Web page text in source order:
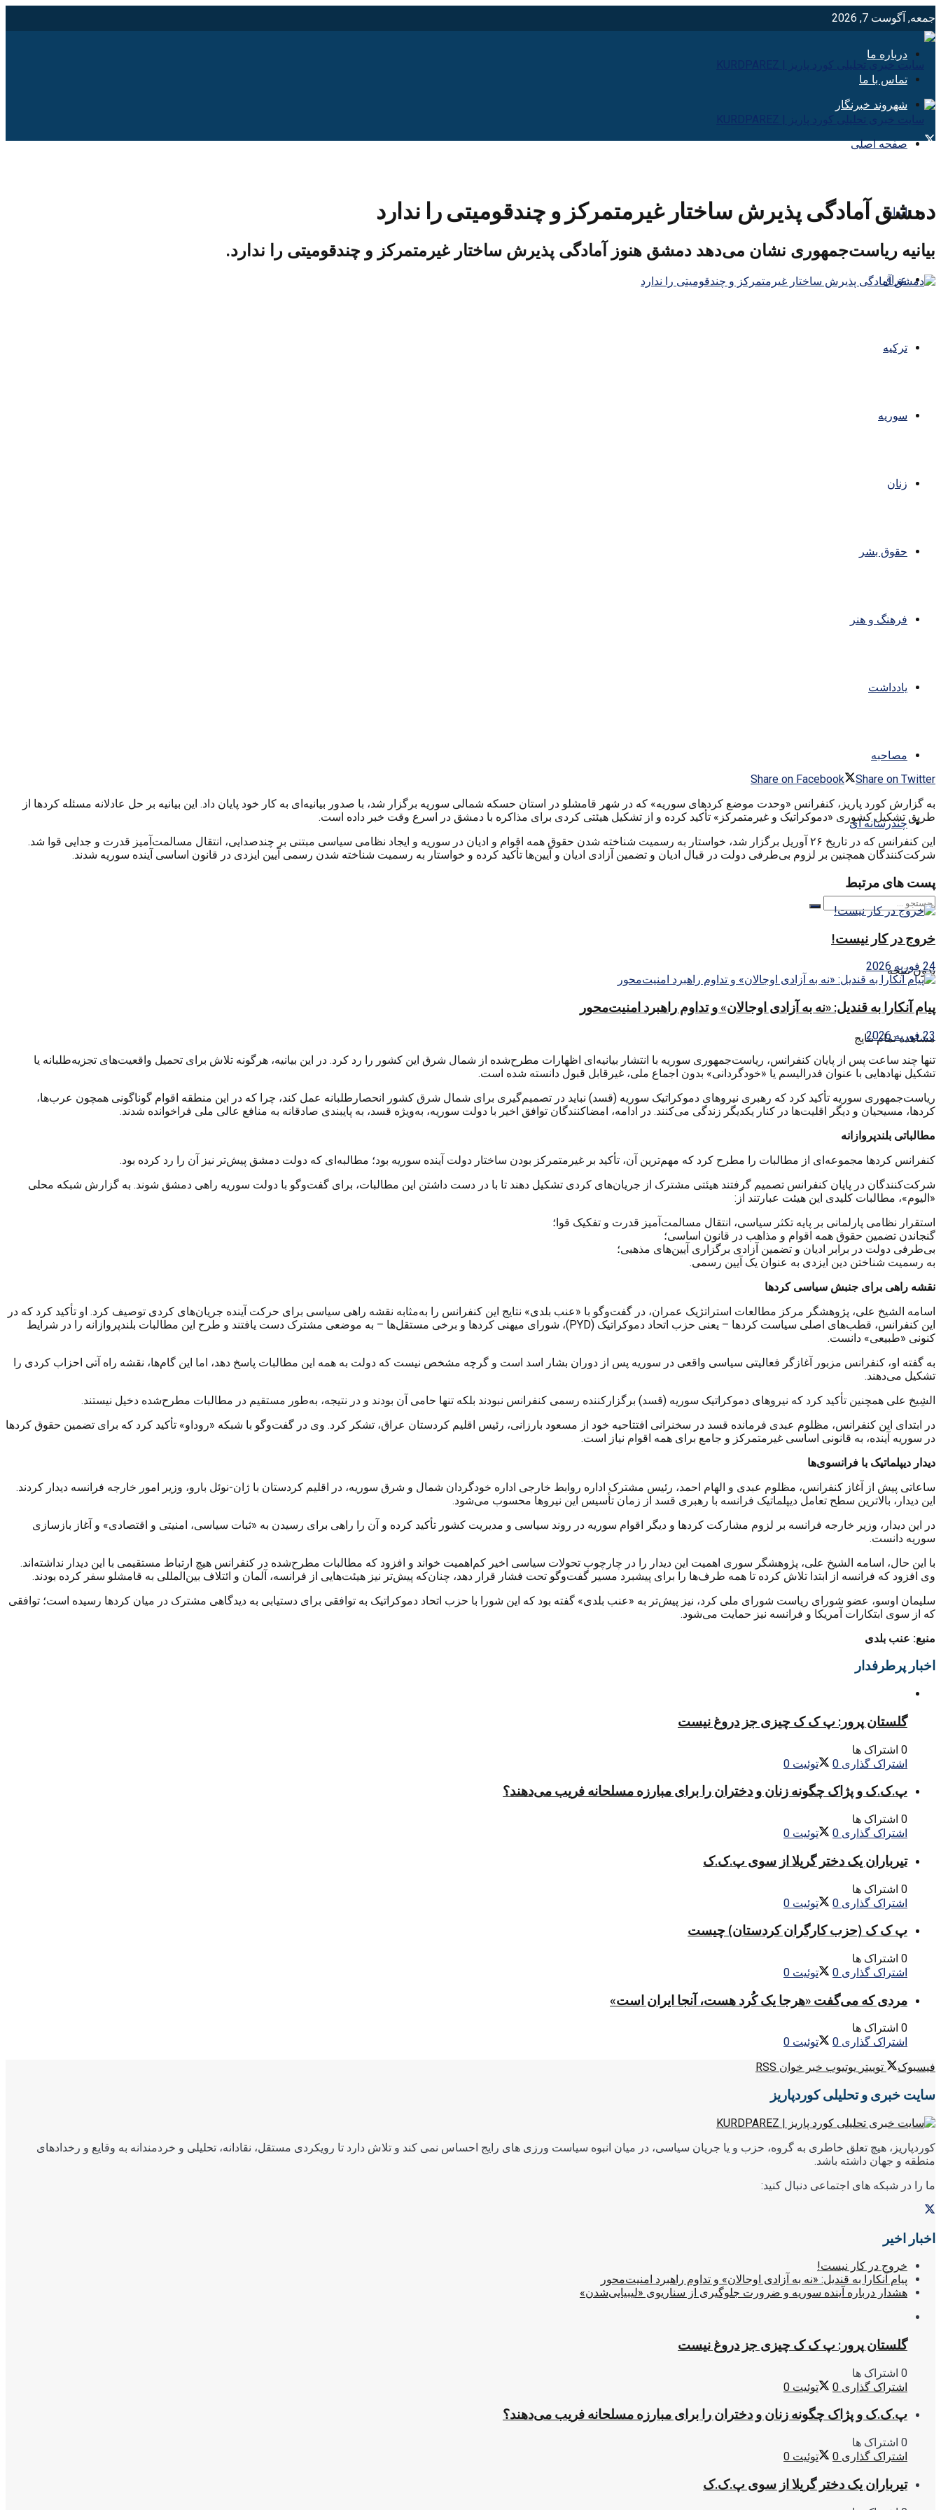
جمعه, آگوست 7, 2026
درباره ما
تماس با ما
شهروند خبرنگار
صفحه اصلی
ایران
عراق
ترکیه
سوریه
زنان
حقوق بشر
فرهنگ و هنر
یادداشت
مصاحبه
چندرسانه ای
بدون نتیجه
مشاهده تمام نتایج
دمشق آمادگی پذیرش ساختار غیرمتمرکز و چندقومیتی را ندارد
بیانیه ریاست‌جمهوری نشان می‌دهد دمشق هنوز آمادگی پذیرش ساختار غیرمتمرکز و چندقومیتی را ندارد.
Share on Facebook
Share on Twitter
به گزارش کورد پاریز، کنفرانس «وحدت موضع کردهای سوریه» که در شهر قامشلو در استان حسکه شمالی سوریه برگزار شد، با صدور بیانیه‌ای به کار خود پایان داد. این بیانیه بر حل عادلانه مسئله کردها از
طریق تشکیل کشوری «دموکراتیک و غیرمتمرکز» تأکید کرده و از تشکیل هیئتی کردی برای مذاکره با دمشق در اسرع وقت خبر داده است.
این کنفرانس که در تاریخ ۲۶ آوریل برگزار شد، خواستار به رسمیت شناخته شدن حقوق همه اقوام و ادیان در سوریه و ایجاد نظامی سیاسی مبتنی بر چندصدایی، انتقال مسالمت‌آمیز قدرت و جدایی قوا شد.
شرکت‌کنندگان همچنین بر لزوم بی‌طرفی دولت در قبال ادیان و تضمین آزادی ادیان و آیین‌ها تأکید کرده و خواستار به رسمیت شناخته شدن رسمی آیین ایزدی در قانون اساسی آینده سوریه شدند.
پست های مرتبط
خروج در کار نیست!
24 فوریه 2026
پیام آنکارا به قندیل: «نه به آزادی اوجالان» و تداوم راهبرد امنیت‌محور
23 فوریه 2026
تنها چند ساعت پس از پایان کنفرانس، ریاست‌جمهوری سوریه با انتشار بیانیه‌ای اظهارات مطرح‌شده از شمال شرق این کشور را رد کرد. در این بیانیه، هرگونه تلاش برای تحمیل واقعیت‌های تجزیه‌طلبانه یا
تشکیل نهادهایی با عنوان فدرالیسم یا «خودگردانی» بدون اجماع ملی، غیرقابل قبول دانسته شده است.
ریاست‌جمهوری سوریه تأکید کرد که رهبری نیروهای دموکراتیک سوریه (قسد) نباید در تصمیم‌گیری برای شمال شرق کشور انحصارطلبانه عمل کند، چرا که در این منطقه اقوام گوناگونی همچون عرب‌ها،
کردها، مسیحیان و دیگر اقلیت‌ها در کنار یکدیگر زندگی می‌کنند. در ادامه، امضاکنندگان توافق اخیر با دولت سوریه، به‌ویژه قسد، به پایبندی صادقانه به منافع عالی ملی فراخوانده شدند.
مطالباتی بلندپروازانه
کنفرانس کردها مجموعه‌ای از مطالبات را مطرح کرد که مهم‌ترین آن، تأکید بر غیرمتمرکز بودن ساختار دولت آینده سوریه بود؛ مطالبه‌ای که دولت دمشق پیش‌تر نیز آن را رد کرده بود.
شرکت‌کنندگان در پایان کنفرانس تصمیم گرفتند هیئتی مشترک از جریان‌های کردی تشکیل دهند تا با در دست داشتن این مطالبات، برای گفت‌وگو با دولت سوریه راهی دمشق شوند. به گزارش شبکه محلی
«الیوم»، مطالبات کلیدی این هیئت عبارتند از:
استقرار نظامی پارلمانی بر پایه تکثر سیاسی، انتقال مسالمت‌آمیز قدرت و تفکیک قوا؛
گنجاندن تضمین حقوق همه اقوام و مذاهب در قانون اساسی؛
بی‌طرفی دولت در برابر ادیان و تضمین آزادی برگزاری آیین‌های مذهبی؛
به رسمیت شناختن دین ایزدی به عنوان یک آیین رسمی.
نقشه راهی برای جنبش سیاسی کردها
اسامه الشیخ علی، پژوهشگر مرکز مطالعات استراتژیک عمران، در گفت‌وگو با «عنب بلدی» نتایج این کنفرانس را به‌مثابه نقشه راهی سیاسی برای حرکت آینده جریان‌های کردی توصیف کرد. او تأکید کرد که در
این کنفرانس، قطب‌های اصلی سیاست کردها – یعنی حزب اتحاد دموکراتیک (PYD)، شورای میهنی کردها و برخی مستقل‌ها – به موضعی مشترک دست یافتند و طرح این مطالبات بلندپروازانه را در شرایط
کنونی «طبیعی» دانست.
به گفته او، کنفرانس مزبور آغازگر فعالیتی سیاسی واقعی در سوریه پس از دوران بشار اسد است و گرچه مشخص نیست که دولت به همه این مطالبات پاسخ دهد، اما این گام‌ها، نقشه راه آتی احزاب کردی را
تشکیل می‌دهند.
الشِیخ علی همچنین تأکید کرد که نیروهای دموکراتیک سوریه (قسد) برگزارکننده رسمی کنفرانس نبودند بلکه تنها حامی آن بودند و در نتیجه، به‌طور مستقیم در مطالبات مطرح‌شده دخیل نیستند.
در ابتدای این کنفرانس، مظلوم عبدی فرمانده قسد در سخنرانی افتتاحیه خود از مسعود بارزانی، رئیس اقلیم کردستان عراق، تشکر کرد. وی در گفت‌وگو با شبکه «روداو» تأکید کرد که برای تضمین حقوق کردها
در سوریه آینده، به قانونی اساسی غیرمتمرکز و جامع برای همه اقوام نیاز است.
دیدار دیپلماتیک با فرانسوی‌ها
ساعاتی پیش از آغاز کنفرانس، مظلوم عبدی و الهام احمد، رئیس مشترک اداره روابط خارجی اداره خودگردان شمال و شرق سوریه، در اقلیم کردستان با ژان-نوئل بارو، وزیر امور خارجه فرانسه دیدار کردند.
این دیدار، بالاترین سطح تعامل دیپلماتیک فرانسه با رهبری قسد از زمان تأسیس این نیروها محسوب می‌شود.
در این دیدار، وزیر خارجه فرانسه بر لزوم مشارکت کردها و دیگر اقوام سوریه در روند سیاسی و مدیریت کشور تأکید کرده و آن را راهی برای رسیدن به «ثبات سیاسی، امنیتی و اقتصادی» و آغاز بازسازی
سوریه دانست.
با این حال، اسامه الشیخ علی، پژوهشگر سوری اهمیت این دیدار را در چارچوب تحولات سیاسی اخیر کم‌اهمیت خواند و افزود که مطالبات مطرح‌شده در کنفرانس هیچ ارتباط مستقیمی با این دیدار نداشته‌اند.
وی افزود که فرانسه از ابتدا تلاش کرده تا همه طرف‌ها را برای پیشبرد مسیر گفت‌وگو تحت فشار قرار دهد، چنان‌که پیش‌تر نیز هیئت‌هایی از فرانسه، آلمان و ائتلاف بین‌المللی به قامشلو سفر کرده بودند.
سلیمان اوسو، عضو شورای ریاست شورای ملی کرد، نیز پیش‌تر به «عنب بلدی» گفته بود که این شورا با حزب اتحاد دموکراتیک به توافقی برای دستیابی به دیدگاهی مشترک در میان کردها رسیده است؛ توافقی
که از سوی ابتکارات آمریکا و فرانسه نیز حمایت می‌شود.
منبع: عنب بلدی
اخبار پرطرفدار
گلستان پرور: پ ک ک چیزی جز دروغ نیست
0 اشتراک ها
اشتراک گذاری 0 توئیت 0
پ.ک.ک و پژاک چگونه زنان و دختران را برای مبارزه مسلحانه فریب می‌دهند؟
0 اشتراک ها
اشتراک گذاری 0 توئیت 0
تیرباران یک دختر گریلا از سوی پ.ک.ک
0 اشتراک ها
اشتراک گذاری 0 توئیت 0
پ ک ک (حزب کارگران کردستان) چیست
0 اشتراک ها
اشتراک گذاری 0 توئیت 0
مردی که می‌گفت «هرجا یک کُرد هست، آنجا ایران است»
0 اشتراک ها
اشتراک گذاری 0 توئیت 0
فیسبوک
توییتر یوتیوب خبر خوان RSS
سایت خبری و تحلیلی کوردپاریز
کوردپاریز، هیچ تعلق خاطری به گروه، حزب و یا جریان سیاسی، در میان انبوه سیاست ورزی های رایج احساس نمی کند و تلاش دارد تا رویکردی مستقل، نقادانه، تحلیلی و خردمندانه به وقایع و رخدادهای
منطقه و جهان داشته باشد.
ما را در شبکه های اجتماعی دنبال کنید:
اخبار اخیر
خروج در کار نیست!
پیام آنکارا به قندیل: «نه به آزادی اوجالان» و تداوم راهبرد امنیت‌محور
هشدار درباره آینده سوریه و ضرورت جلوگیری از سناریوی «لیبیایی‌شدن»
گلستان پرور: پ ک ک چیزی جز دروغ نیست
0 اشتراک ها
اشتراک گذاری 0 توئیت 0
پ.ک.ک و پژاک چگونه زنان و دختران را برای مبارزه مسلحانه فریب می‌دهند؟
0 اشتراک ها
اشتراک گذاری 0 توئیت 0
تیرباران یک دختر گریلا از سوی پ.ک.ک